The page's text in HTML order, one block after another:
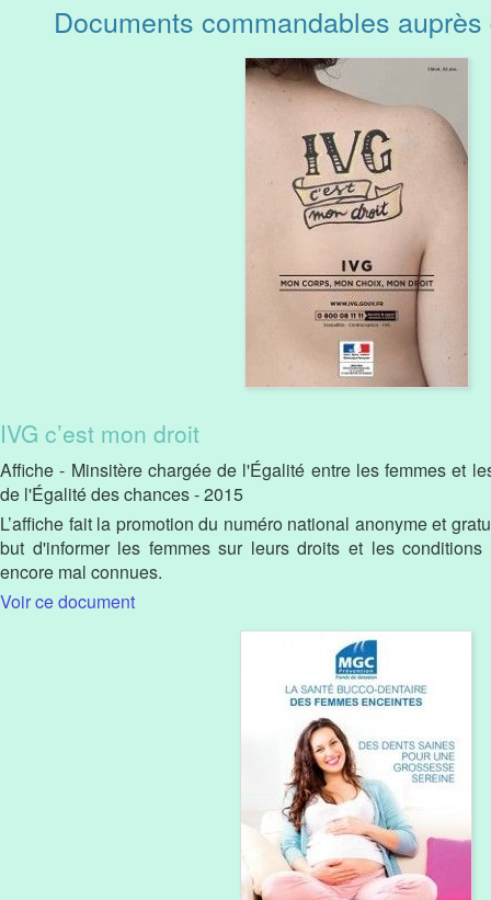
Documents commandables
IVG c’est mon droit
Affiche - Minsitère chargée de l'Égalité entre les femmes et
de l'Égalité des chances - 2015
L’affiche fait la promotion du numéro national anonyme et
but d'informer les femmes sur leurs droits et les conditions
encore mal connues.
Voir ce document